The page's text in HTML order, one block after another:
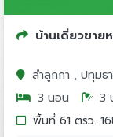
บ้านเดี่ยวขาย
ลำลูกกา , ปทุมธ
3 นอน
3
พื้นที่ 61 ตรว.